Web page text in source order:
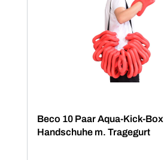
Beco 10 Paar Aqua-Kick-Box
Handschuhe m. Tragegurt